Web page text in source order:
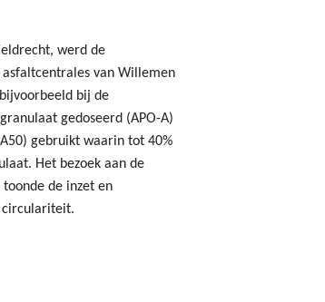
werd de
van Willemen
bij de
gedoseerd (APO-A)
gebruikt waarin tot 40%
Het bezoek aan de
de inzet en
circulariteit.